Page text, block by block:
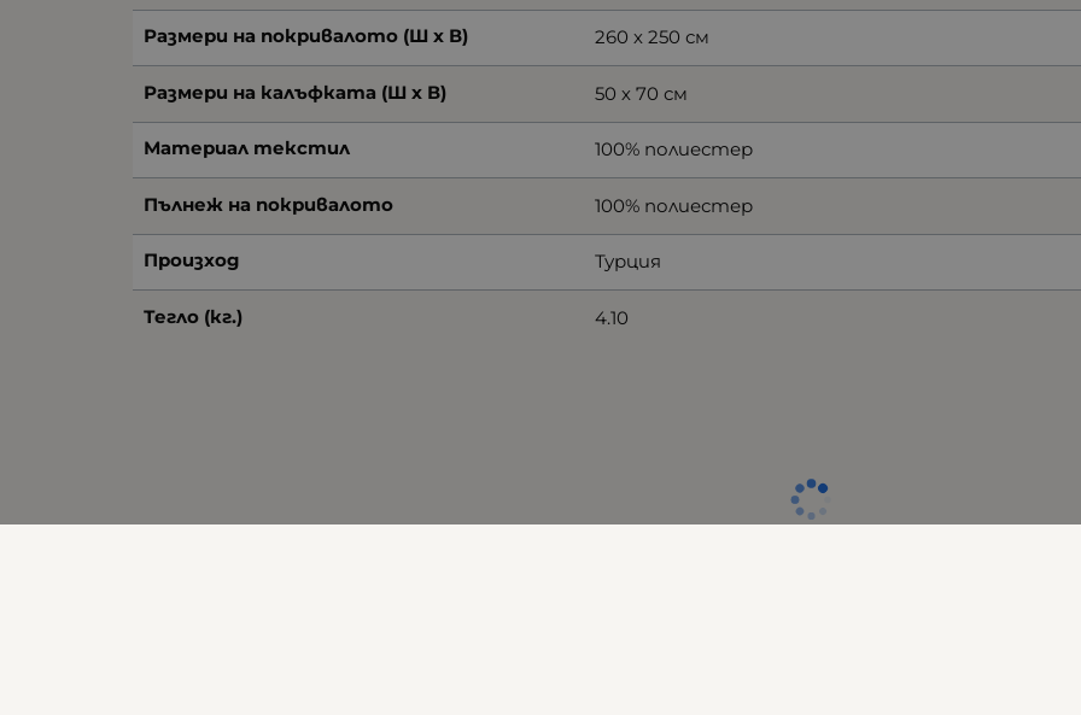
Размери на покривалото (Ш х В) 260 х 250 см
Размери на калъфката (Ш х В) 50 х 70 см
Материал текстил 100% полиестер
Пълнеж на покривалото 100% полиестер
Произход Турция
Тегло (кг.) 4.10